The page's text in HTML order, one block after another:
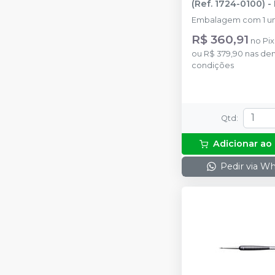
(Ref. 1724-0100) -
Embalagem com 1
R$ 360,91 no Pix
ou R$ 379,90 nas
condições
Qtd :
Adicionar ao
Pedir via